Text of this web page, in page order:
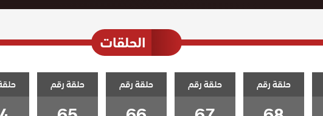
الحلقات
حلقة رقم حلقة رقم حلقة رقم حلقة رقم